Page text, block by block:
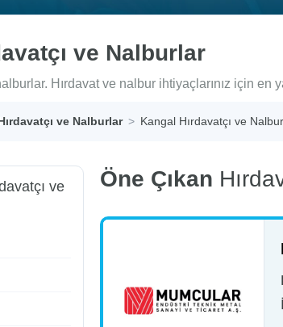
ve Nalburlar
Hırdavat ve nalbur ihtiyaçlarınız için en
ve Nalburlar Kangal Hırdavatçı ve
ve
Öne Çıkan